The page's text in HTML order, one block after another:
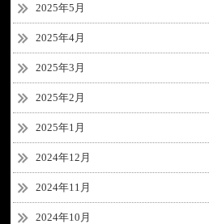
2025年5月
2025年4月
2025年3月
2025年2月
2025年1月
2024年12月
2024年11月
2024年10月